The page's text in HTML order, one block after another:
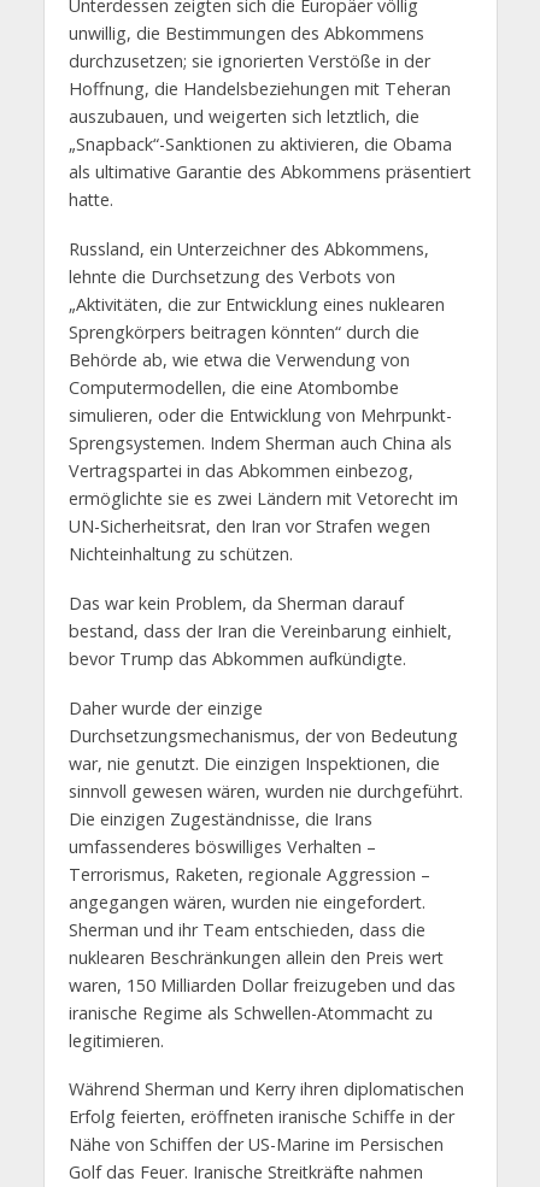
Unterdessen zeigten sich die Europäer völlig
unwillig, die Bestimmungen des Abkommens
durchzusetzen; sie ignorierten Verstöße in der
Hoffnung, die Handelsbeziehungen mit Teheran
auszubauen, und weigerten sich letztlich, die
„Snapback“-Sanktionen zu aktivieren, die Obama
als ultimative Garantie des Abkommens präsentiert
hatte.
Russland, ein Unterzeichner des Abkommens,
lehnte die Durchsetzung des Verbots von
„Aktivitäten, die zur Entwicklung eines nuklearen
Sprengkörpers beitragen könnten“ durch die
Behörde ab, wie etwa die Verwendung von
Computermodellen, die eine Atombombe
simulieren, oder die Entwicklung von Mehrpunkt-
Sprengsystemen. Indem Sherman auch China als
Vertragspartei in das Abkommen einbezog,
ermöglichte sie es zwei Ländern mit Vetorecht im
UN-Sicherheitsrat, den Iran vor Strafen wegen
Nichteinhaltung zu schützen.
Das war kein Problem, da Sherman darauf
bestand, dass der Iran die Vereinbarung einhielt,
bevor Trump das Abkommen aufkündigte.
Daher wurde der einzige
Durchsetzungsmechanismus, der von Bedeutung
war, nie genutzt. Die einzigen Inspektionen, die
sinnvoll gewesen wären, wurden nie durchgeführt.
Die einzigen Zugeständnisse, die Irans
umfassenderes böswilliges Verhalten –
Terrorismus, Raketen, regionale Aggression –
angegangen wären, wurden nie eingefordert.
Sherman und ihr Team entschieden, dass die
nuklearen Beschränkungen allein den Preis wert
waren, 150 Milliarden Dollar freizugeben und das
iranische Regime als Schwellen-Atommacht zu
legitimieren.
Während Sherman und Kerry ihren diplomatischen
Erfolg feierten, eröffneten iranische Schiffe in der
Nähe von Schiffen der US-Marine im Persischen
Golf das Feuer. Iranische Streitkräfte nahmen